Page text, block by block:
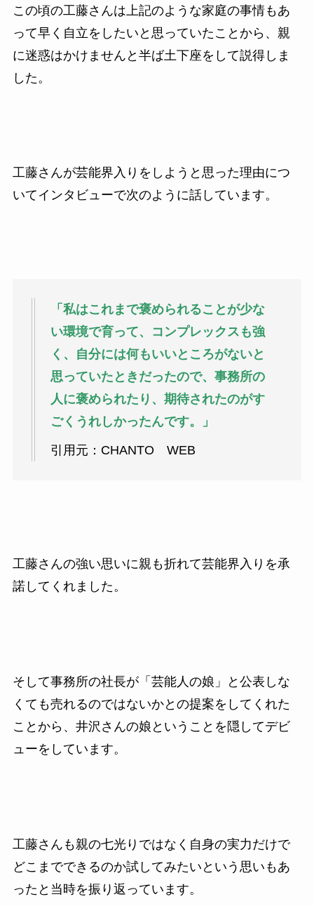
この頃の工藤さんは上記のような家庭の事情もあ
って早く自立をしたいと思っていたことから、親
に迷惑はかけませんと半ば土下座をして説得しま
した。
工藤さんが芸能界入りをしようと思った理由につ
いてインタビューで次のように話しています。
「私はこれまで褒められることが少な
い環境で育って、コンプレックスも強
く、自分には何もいいところがないと
思っていたときだったので、事務所の
人に褒められたり、期待されたのがす
ごくうれしかったんです。」
引用元：CHANTO WEB
工藤さんの強い思いに親も折れて芸能界入りを承
諾してくれました。
そして事務所の社長が「芸能人の娘」と公表しな
くても売れるのではないかとの提案をしてくれた
ことから、井沢さんの娘ということを隠してデビ
ューをしています。
工藤さんも親の七光りではなく自身の実力だけで
どこまでできるのか試してみたいという思いもあ
ったと当時を振り返っています。